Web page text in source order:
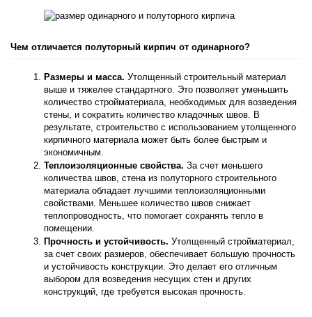
Чем отличается полуторный кирпич от одинарного?
Размеры и масса. Утолщенный строительный материал
выше и тяжелее стандартного. Это позволяет уменьшить
количество стройматериала, необходимых для возведения
стены, и сократить количество кладочных швов. В
результате, строительство с использованием утолщенного
кирпичного материала может быть более быстрым и
экономичным.
Теплоизоляционные свойства. За счет меньшего
количества швов, стена из полуторного строительного
материала обладает лучшими теплоизоляционными
свойствами. Меньшее количество швов снижает
теплопроводность, что помогает сохранять тепло в
помещении.
Прочность и устойчивость. Утолщенный стройматериал,
за счет своих размеров, обеспечивает большую прочность
и устойчивость конструкции. Это делает его отличным
выбором для возведения несущих стен и других
конструкций, где требуется высокая прочность.